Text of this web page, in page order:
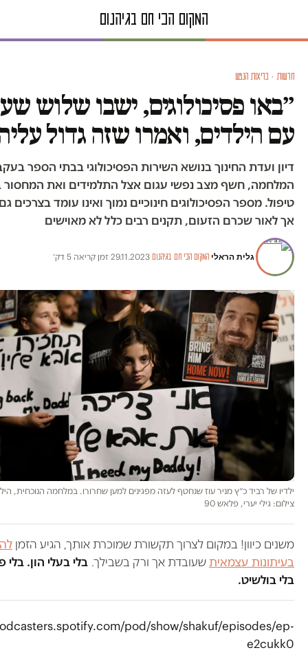
חדשות · בריאות הנפש
״באו פסיכולוגים, ישבו שלוש
עם הילדים, ואמרו שזה גדול
דיון ועדת החינוך בנושא השירות הפסיכולוגי בבתי הספר
המלחמה, חשף מצב נפשי עגום אצל התלמידים ואת המחסור
טיפול. מספר הפסיכולוגים חינוכיים נמוך ואינו עומד בצרכים
אך לאור שכרם הזעום, תקנים רבים כלל לא מאוישים
גלית הראלי·המקום הכי חם בגיהנום·
29.11.2023
·זמן קריאה 5 דק׳
ילדיו של רביד כ״ץ מניר עוז שנחטף לעזה מפגינים למען שחרורו. במלחמה הנוכחית,
צילום: גילי יערי, פלאש 90
משנים כיוון! במקום לצרוך תקשורת שמוכרת אותך, הגיע הזמן
בעיתונות עצמאיתשעובדת אך ורק בשבילך. בלי בעלי הון.
בלי בולשיט.
pod/show/shakuf/episodes/ep-
e2cukk0